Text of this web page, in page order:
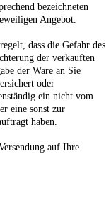
bezeichneten
Angebot.
dass die Gefahr des
der verkauften
der Ware an Sie
oder
ein nicht vom
eine sonst zur
haben.
auf Ihre